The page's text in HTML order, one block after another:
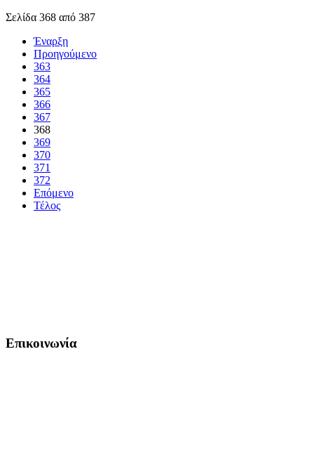
Σελίδα 368 από 387
Έναρξη
Προηγούμενο
363
364
365
366
367
368
369
370
371
372
Επόμενο
Τέλος
Επικοινωνία